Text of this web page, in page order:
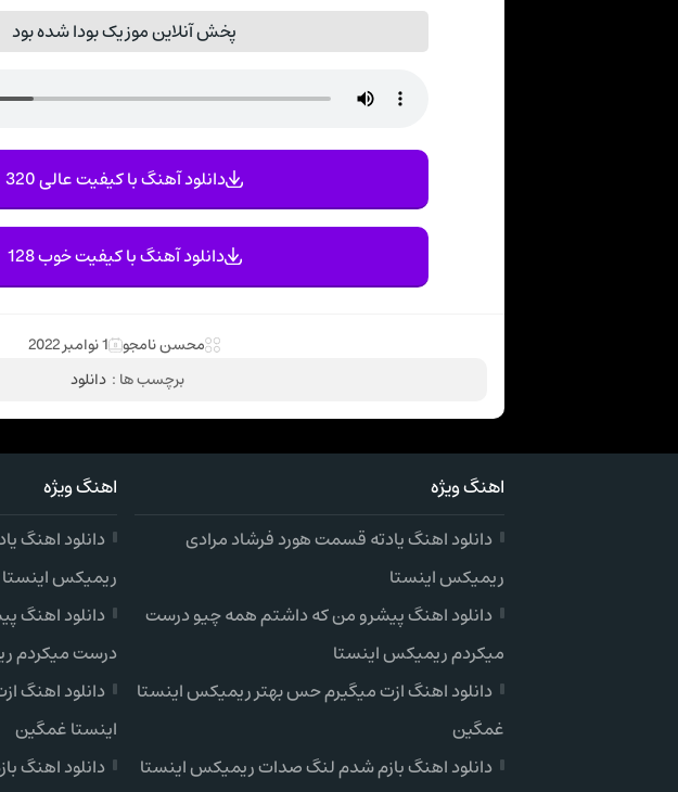
پخش آنلاین موزیک بودا شده بود
دانلود آهنگ با کیفیت عالی 320
دانلود آهنگ با کیفیت خوب 128
محسن نامجو 1 نوامبر 2022
برچسب ها : دانلود
اهنگ ویژه
دانلود اهنگ یادته قسمت هورد فرشاد مرادی
ریمیکس اینستا
دانلود اهنگ پیشرو من که داشتم همه چیو درست
میکردم ریمیکس اینستا
دانلود اهنگ ازت میگیرم حس بهتر ریمیکس اینستا
غمگین
دانلود اهنگ بازم شدم لنگ صدات ریمیکس اینستا
اهنگ ویژه
دانلود اهنگ
ریمیکس اینستا
دانلود اهنگ
درست میکردم
دانلود اهنگ
اینستا غمگین
دانلود اهنگ